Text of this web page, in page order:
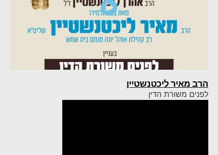
הרב מאיר ליכטנשטיין
לפנים משורת הדין